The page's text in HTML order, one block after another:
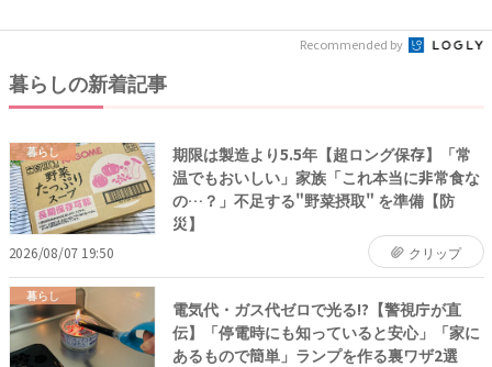
Recommended by
暮らしの新着記事
暮らし
期限は製造より5.5年【超ロング保存】「常
温でもおいしい」家族「これ本当に非常食な
の…？」不足する"野菜摂取" を準備【防
災】
2026/08/07 19:50 クリップ
暮らし
電気代・ガス代ゼロで光る!?【警視庁が直
伝】「停電時にも知っていると安心」「家に
あるもので簡単」ランプを作る裏ワザ2選